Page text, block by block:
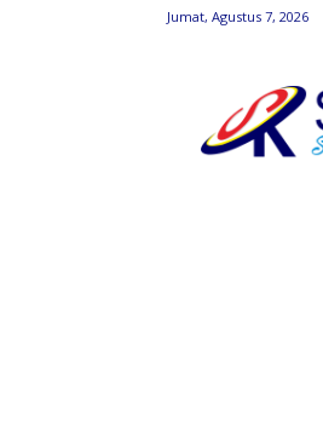
Jumat, Agustus 7, 2026